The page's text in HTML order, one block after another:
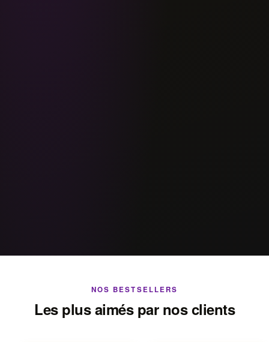
NOS BESTSELLERS
Les plus aimés par nos clients